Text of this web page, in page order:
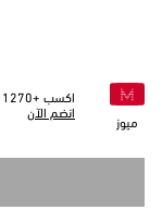
ميوز
اكسب +1270
انضم الآن